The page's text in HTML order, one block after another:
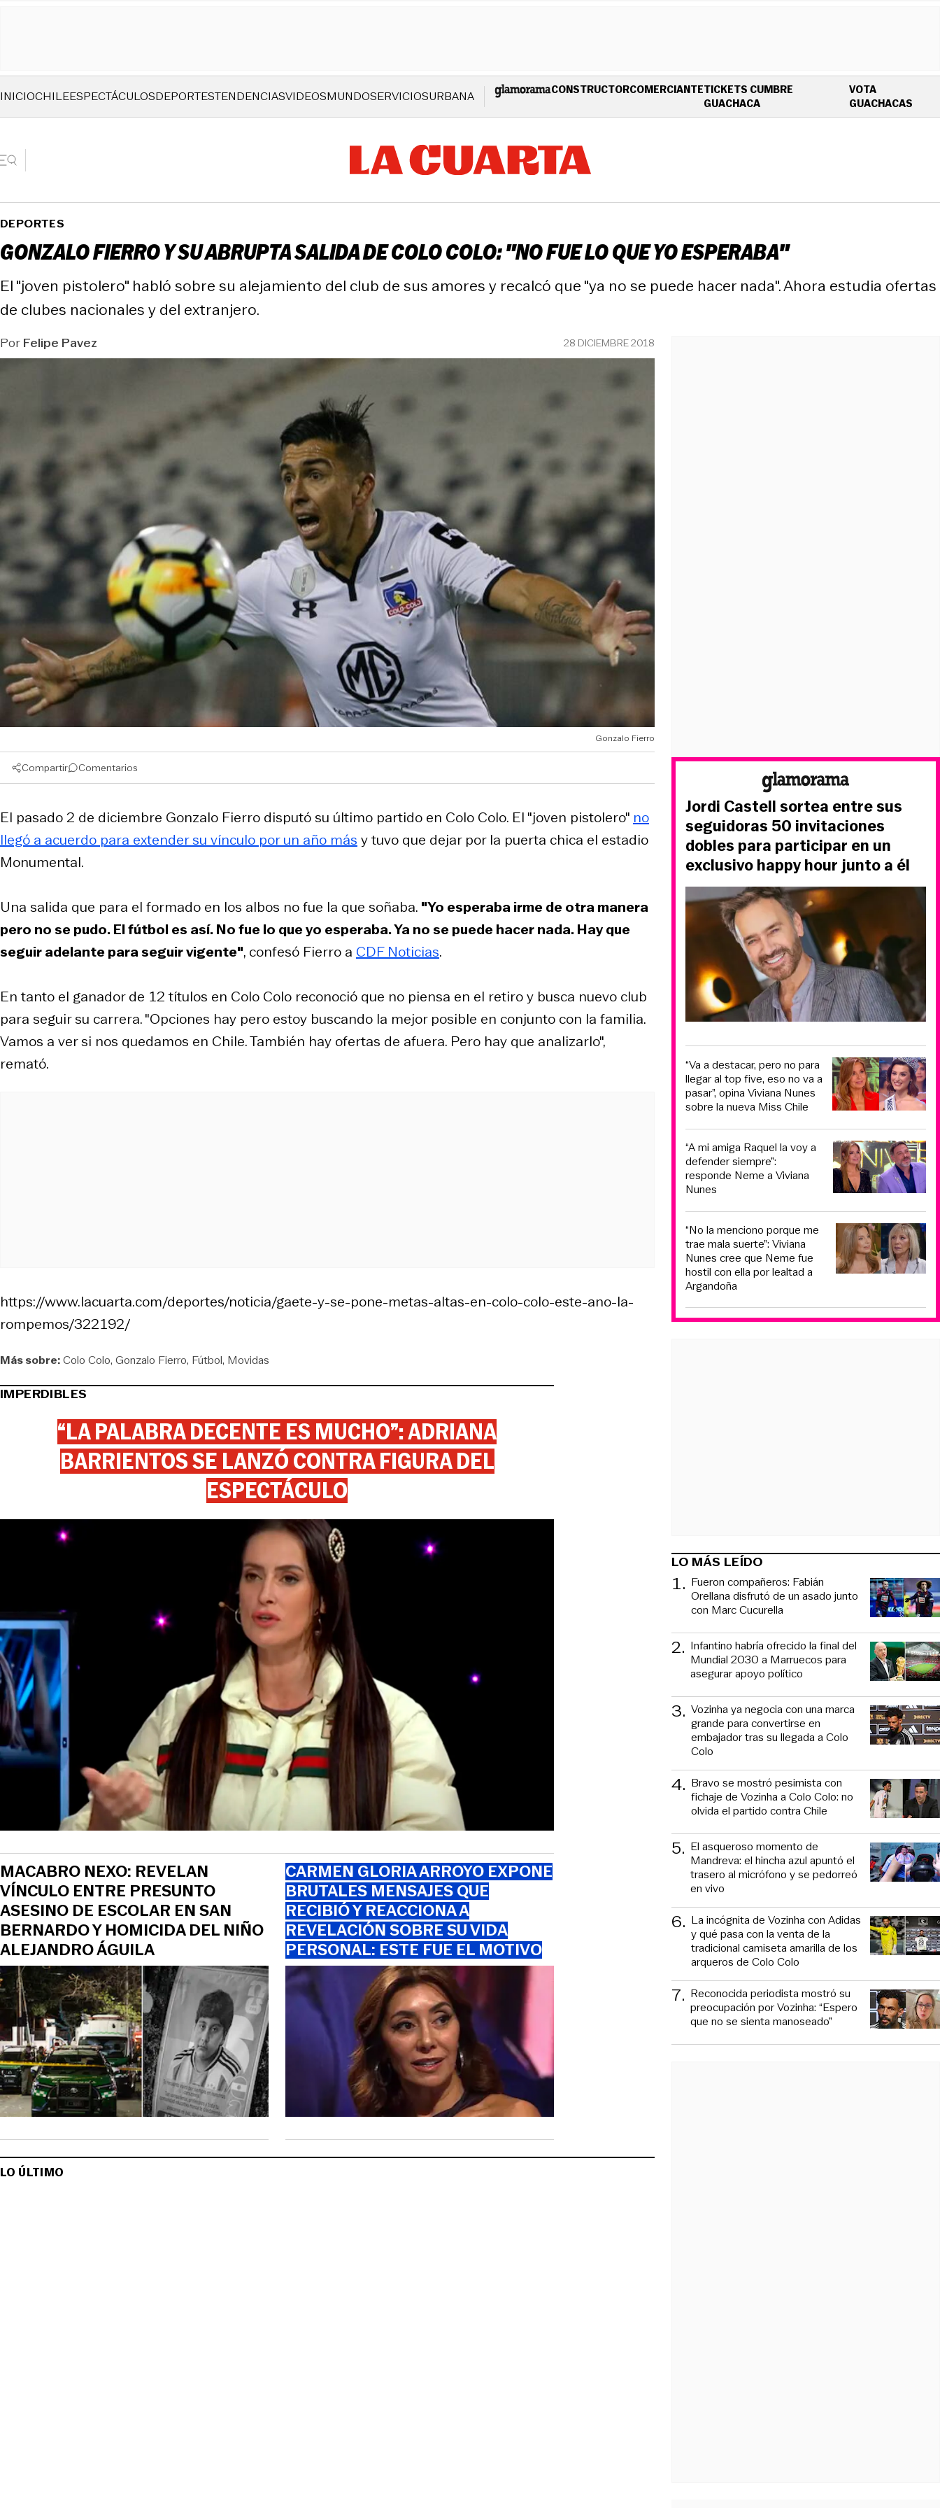
INICIOCHILEESPECTÁCULOSDEPORTESTENDENCIASVIDEOSMUNDOSERVICIOSURBANA CONSTRUCTORCOMERCIANTETICKETS CUMBRE
GUACHACAOPENS IN NEW WINDOW
VOTA
GUACHACAS
DEPORTES
GONZALO FIERRO Y SU ABRUPTA SALIDA DE COLO COLO: "NO FUE LO QUE YO ESPERABA"
El "joven pistolero" habló sobre su alejamiento del club de sus amores y recalcó que "ya no se puede hacer nada". Ahora estudia ofertas
de clubes nacionales y del extranjero.
PorFelipe Pavez 28 DICIEMBRE 2018
Gonzalo Fierro
Compartir Comentarios
El pasado 2 de diciembre Gonzalo Fierro disputó su último partido en Colo Colo. El "joven pistolero" no
llegó a acuerdo para extender su vínculo por un año más y tuvo que dejar por la puerta chica el estadio
Monumental.
Una salida que para el formado en los albos no fue la que soñaba. "Yo esperaba irme de otra manera
pero no se pudo. El fútbol es así. No fue lo que yo esperaba. Ya no se puede hacer nada. Hay que
seguir adelante para seguir vigente", confesó Fierro a CDF Noticias.
En tanto el ganador de 12 títulos en Colo Colo reconoció que no piensa en el retiro y busca nuevo club
para seguir su carrera. "Opciones hay pero estoy buscando la mejor posible en conjunto con la familia.
Vamos a ver si nos quedamos en Chile. También hay ofertas de afuera. Pero hay que analizarlo",
remató.
https://www.lacuarta.com/deportes/noticia/gaete-y-se-pone-metas-altas-en-colo-colo-este-ano-la-
rompemos/322192/
Más sobre:Colo Colo Gonzalo Fierro Fútbol Movidas
IMPERDIBLES
“LA PALABRA DECENTE ES MUCHO”: ADRIANA
BARRIENTOS SE LANZÓ CONTRA FIGURA DEL
ESPECTÁCULO
MACABRO NEXO: REVELAN
VÍNCULO ENTRE PRESUNTO
ASESINO DE ESCOLAR EN SAN
BERNARDO Y HOMICIDA DEL NIÑO
ALEJANDRO ÁGUILA
CARMEN GLORIA ARROYO EXPONE
BRUTALES MENSAJES QUE
RECIBIÓ Y REACCIONA A
REVELACIÓN SOBRE SU VIDA
PERSONAL: ESTE FUE EL MOTIVO
LO ÚLTIMO
Jordi Castell sortea entre sus
seguidoras 50 invitaciones
dobles para participar en un
exclusivo happy hour junto a él
“Va a destacar, pero no para
llegar al top five, eso no va a
pasar”, opina Viviana Nunes
sobre la nueva Miss Chile
“A mi amiga Raquel la voy a
defender siempre”:
responde Neme a Viviana
Nunes
“No la menciono porque me
trae mala suerte”: Viviana
Nunes cree que Neme fue
hostil con ella por lealtad a
Argandoña
LO MÁS LEÍDO
1. Fueron compañeros: Fabián
Orellana disfrutó de un asado junto
con Marc Cucurella
2. Infantino habría ofrecido la final del
Mundial 2030 a Marruecos para
asegurar apoyo político
3. Vozinha ya negocia con una marca
grande para convertirse en
embajador tras su llegada a Colo
Colo
4. Bravo se mostró pesimista con
fichaje de Vozinha a Colo Colo: no
olvida el partido contra Chile
5. El asqueroso momento de
Mandreva: el hincha azul apuntó el
trasero al micrófono y se pedorreó
en vivo
6. La incógnita de Vozinha con Adidas
y qué pasa con la venta de la
tradicional camiseta amarilla de los
arqueros de Colo Colo
7. Reconocida periodista mostró su
preocupación por Vozinha: “Espero
que no se sienta manoseado”